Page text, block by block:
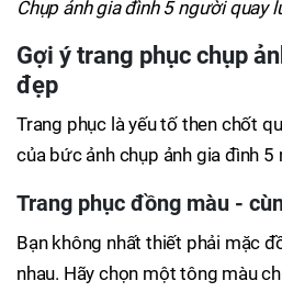
Chụp ảnh gia đình 5 người quay
Gợi ý trang phục chụp
đẹp
Trang phục là yếu tố then chốt
của bức ảnh chụp ảnh gia đình 5
Trang phục đồng màu -
Bạn không nhất thiết phải mặc
nhau. Hãy chọn một tông màu